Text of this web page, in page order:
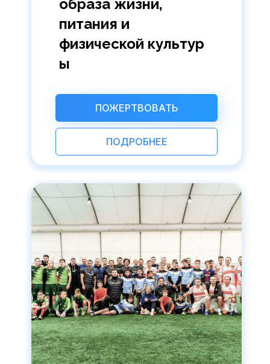
образа жизни,
питания и
физической культур
ы
ПОЖЕРТВОВАТЬ
ПОДРОБНЕЕ